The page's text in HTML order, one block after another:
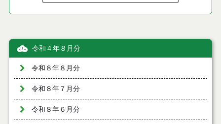
令和４年８月分
令和８年８月分
令和８年７月分
令和８年６月分